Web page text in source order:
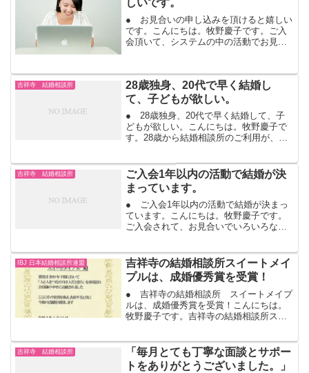
しいです。
● お見合いの申し込みを頂けると嬉しい
です。こんにちは。牧野慶子です。ご入
会頂いて、システムの中の活動でお見合
し込みを頂くと嬉しいです。」と言われ
ます。会員になられて、...
吉祥寺 結婚相談所
28歳独身、20代で早く結婚し
て、子どもが欲しい。
● 28歳独身、20代で早く結婚して、子
どもが欲しい。こんにちは。牧野慶子で
す。28歳から結婚相談所のご利用が、ど
会わなかったりしますよね。独りで婚活
するには、不安でし...
吉祥寺 結婚相談所
ご入会1年以内の活動で結婚が決
まっています。
● ご入会1年以内の活動で結婚が決まっ
ています。こんにちは。牧野慶子です。
ご入会されて、お見合いでいろいろな方
交際になって、毎週毎週デートをして2か
月続くと恋愛になって...
IBJ 日本結婚相談所連盟
吉祥寺の結婚相談所スイートメイ
プルは、成婚優秀賞を受賞！
● 吉祥寺の結婚相談所 スイートメイプ
ルは、成婚優秀賞を受賞！こんにちは。
牧野慶子です。吉祥寺の結婚相談所スイ
一部上場会社で婚活のリーディングカン
パニー、今年２...
吉祥寺 結婚相談所
「毎月とても丁寧な面談とサポー
トをありがとうございました。」